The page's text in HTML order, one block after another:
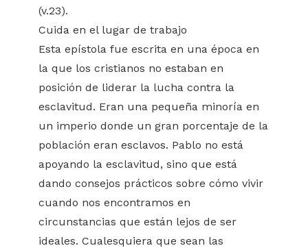
(v.23).
Cuida en el lugar de trabajo
Esta epístola fue escrita en una época en
la que los cristianos no estaban en
posición de liderar la lucha contra la
esclavitud. Eran una pequeña minoría en
un imperio donde un gran porcentaje de la
población eran esclavos. Pablo no está
apoyando la esclavitud, sino que está
dando consejos prácticos sobre cómo vivir
cuando nos encontramos en
circunstancias que están lejos de ser
ideales. Cualesquiera que sean las